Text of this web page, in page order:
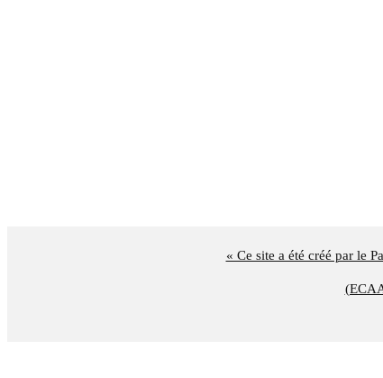
« Ce site a été créé par le